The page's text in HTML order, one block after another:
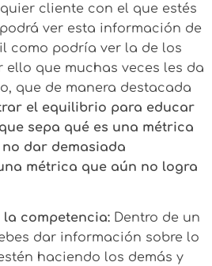
cliente con el que estés
ver esta información de
como podría ver la de los
ello que muchas veces les da
que de manera destacada
el equilibrio para educar
sepa qué es una métrica
dar demasiada
métrica que aún no logra
competencia: Dentro de un
dar información sobre lo
haciendo los demás y